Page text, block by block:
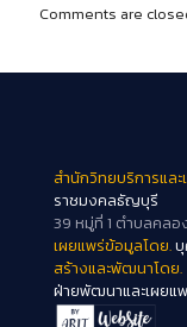
Comments are
สำนักวิทยบริการและ
ราชมงคลธัญบุรี
39 หมู่ที่ 1 ตำบลคล
เผยแพร่ข้อมูลโดย.
สร้างและพัฒนาโดย.
ฝ่ายพัฒนาและเผยแ